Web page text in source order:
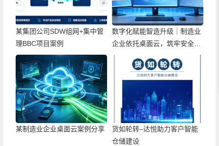
某集团公司SDW组网+集中管
理BBC项目案例
数字化赋能智造升级｜制造业
企业依托桌面云，筑牢安全高
效办公新底座
某制造业企业桌面云案例分享
货如轮转–达悦助力客户智能
仓储建设